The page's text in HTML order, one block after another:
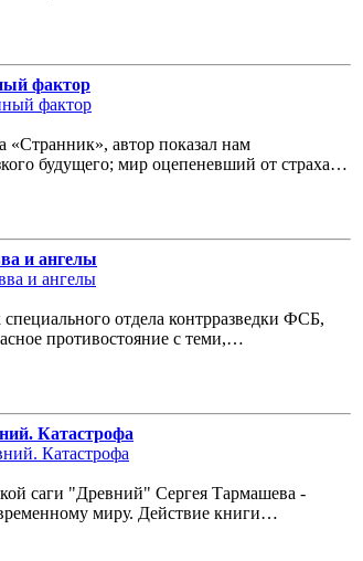
фактор
«Странник», автор показал нам
будущего; мир оцепеневший от страха…
и ангелы
отдела контрразведки ФСБ,
противостояние с теми,…
Катастрофа
саги "Древний" Сергея Тармашева -
миру. Действие книги…